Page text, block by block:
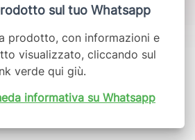
sul tuo Whatsapp
prodotto, con informazioni e
visualizzato, cliccando sul
verde qui giù.
informativa su Whatsapp